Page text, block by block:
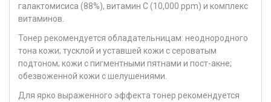
галактомисиса (88%), витамин С (10,000 ppm) и комплекс
витаминов.
Тонер рекомендуется обладательницам: неоднородного
тона кожи; тусклой и уставшей кожи с сероватым
подтоном; кожи с пигментными пятнами и пост-акне;
обезвоженной кожи с шелушениями.
Для ярко выраженного эффекта тонер рекомендуется